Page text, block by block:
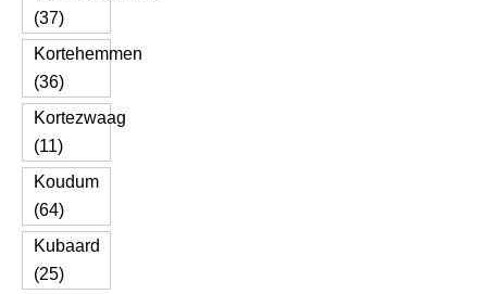
(37)
Kortehemmen
(36)
Kortezwaag
(11)
Koudum
(64)
Kubaard
(25)